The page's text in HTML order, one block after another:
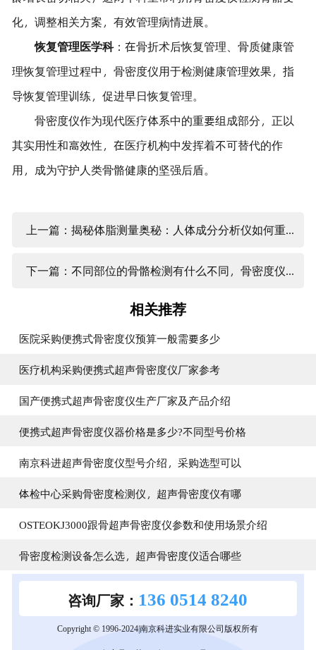
化，调整相关方案，有效管理病情进展。
恢复管理医学科：在骨折术后恢复管理、骨质健康管
理恢复管理过程中，骨密度仪用于检测健康管理效果，指
导恢复管理训练，促进早日恢复管理。
骨密度仪作为现代医疗体系中的重要组成部分，正以
其实用性和高效性，在医疗机构中发挥着不可替代的作
用，成为守护人类骨骼健康的坚强后盾。
上一篇：揭秘体脂测量奥秘：人体成分分析仪如何重塑你的健康管理新视角
下一篇：不同部位的骨骼检测有什么不同，骨密度仪厂家来告诉您
相关推荐
医院采购便携式骨密度仪预算一般需要多少
医疗机构采购便携式超声骨密度仪厂家参考
国产便携式超声骨密度仪生产厂家及产品介绍
便携式超声骨密度仪器价格是多少?不同型号价格
南京科进超声骨密度仪型号介绍，采购选型可以
体检中心采购骨密度检测仪，超声骨密度仪有哪
OSTEOKJ3000跟骨超声骨密度仪参数和使用场景介绍
骨密度检测设备怎么选，超声骨密度仪适合哪些
咨询厂家： 136 0514 8240
Copyright © 1996-2024|南京科进实业有限公司版权所有